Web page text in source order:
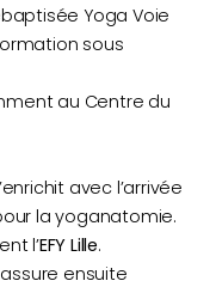
Yoga Voie
sous
au Centre du
avec l’arrivée
la yoganatomie.
l’EFY Lille.
ensuite